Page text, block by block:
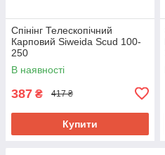
Спінінг Телескопічний
Карповий Siweida Scud 100-
250
В наявності
387 ₴ 417 ₴
Купити